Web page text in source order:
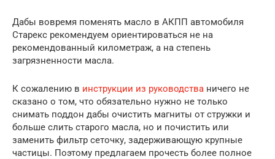
Дабы вовремя поменять масло в АКПП автомобиля
Старекс рекомендуем ориентироваться не на
рекомендованный километраж, а на степень
загрязненности масла.
К сожалению в инструкции из руководства ничего не
сказано о том, что обязательно нужно не только
снимать поддон дабы очистить магниты от стружки и
больше слить старого масла, но и почистить или
заменить фильтр сеточку, задерживающую крупные
частицы. Поэтому предлагаем прочесть более полное